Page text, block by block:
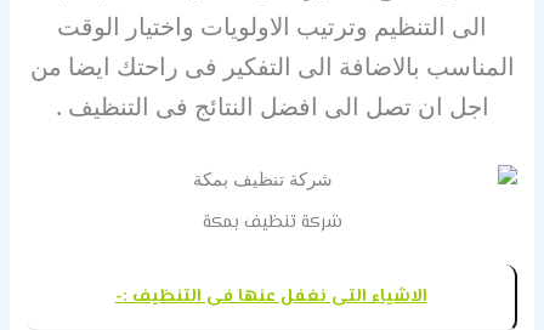
الى التنظيم وترتيب الاولويات واختيار الوقت
المناسب بالاضافة الى التفكير فى راحتك ايضا من
اجل ان تصل الى افضل النتائج فى التنظيف .
شركة تنظيف بمكة
الاشياء التى نغفل عنها فى التنظيف :-